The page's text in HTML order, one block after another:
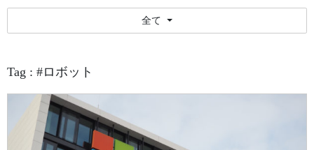
全て
Tag : #ロボット